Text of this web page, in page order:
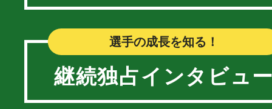
選手の成長を知る！
継続独占インタビュ